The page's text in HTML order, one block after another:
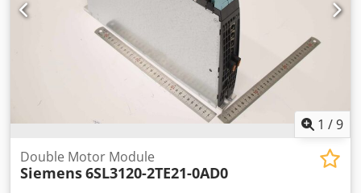
1 /9
Double Motor Module
Siemens6SL3120-2TE21-0AD0